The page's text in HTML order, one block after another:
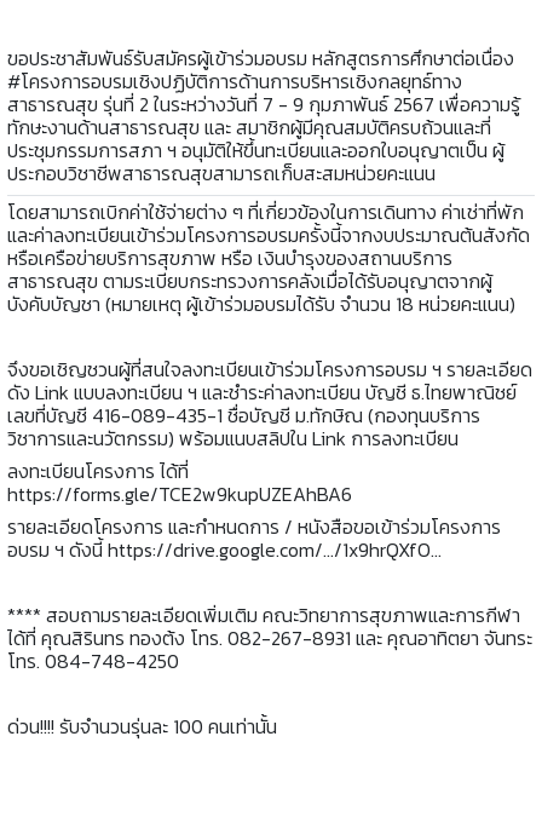
ขอประชาสัมพันธ์รับสมัครผู้เข้าร่วมอบรม หลักสูตรการศึกษาต่อเนื่อง
#โครงการอบรมเชิงปฏิบัติการด้านการบริหารเชิงกลยุทธ์ทาง
สาธารณสุข รุ่นที่ 2 ในระหว่างวันที่ 7 - 9 กุมภาพันธ์ 2567 เพื่อความรู้
ทักษะงานด้านสาธารณสุข และ สมาชิกผู้มีคุณสมบัติครบถ้วนและที่
ประชุมกรรมการสภา ฯ อนุมัติให้ขึ้นทะเบียนและออกใบอนุญาตเป็น ผู้
ประกอบวิชาชีพสาธารณสุขสามารถเก็บสะสมหน่วยคะแนน
โดยสามารถเบิกค่าใช้จ่ายต่าง ๆ ที่เกี่ยวข้องในการเดินทาง ค่าเช่าที่พัก
และค่าลงทะเบียนเข้าร่วมโครงการอบรมครั้งนี้จากงบประมาณต้นสังกัด
หรือเครือข่ายบริการสุขภาพ หรือ เงินบำรุงของสถานบริการ
สาธารณสุข ตามระเบียบกระทรวงการคลังเมื่อได้รับอนุญาตจากผู้
บังคับบัญชา (หมายเหตุ ผู้เข้าร่วมอบรมได้รับ จำนวน 18 หน่วยคะแนน)
จึงขอเชิญชวนผู้ที่สนใจลงทะเบียนเข้าร่วมโครงการอบรม ฯ รายละเอียด
ดัง Link แบบลงทะเบียน ฯ และชำระค่าลงทะเบียน บัญชี ธ.ไทยพาณิชย์
เลขที่บัญชี 416-089-435-1 ชื่อบัญชี ม.ทักษิณ (กองทุนบริการ
วิชาการและนวัตกรรม) พร้อมแนบสลิปใน Link การลงทะเบียน
ลงทะเบียนโครงการ ได้ที่
https://forms.gle/TCE2w9kupUZEAhBA6
รายละเอียดโครงการ และกำหนดการ / หนังสือขอเข้าร่วมโครงการ
อบรม ฯ ดังนี้ https://drive.google.com/.../1x9hrQXfO...
**** สอบถามรายละเอียดเพิ่มเติม คณะวิทยาการสุขภาพและการกีฬา
ได้ที่ คุณสิรินทร ทองต้ง โทร. 082-267-8931 และ คุณอาทิตยา จันทระ
โทร. 084-748-4250
ด่วน!!!! รับจำนวนรุ่นละ 100 คนเท่านั้น